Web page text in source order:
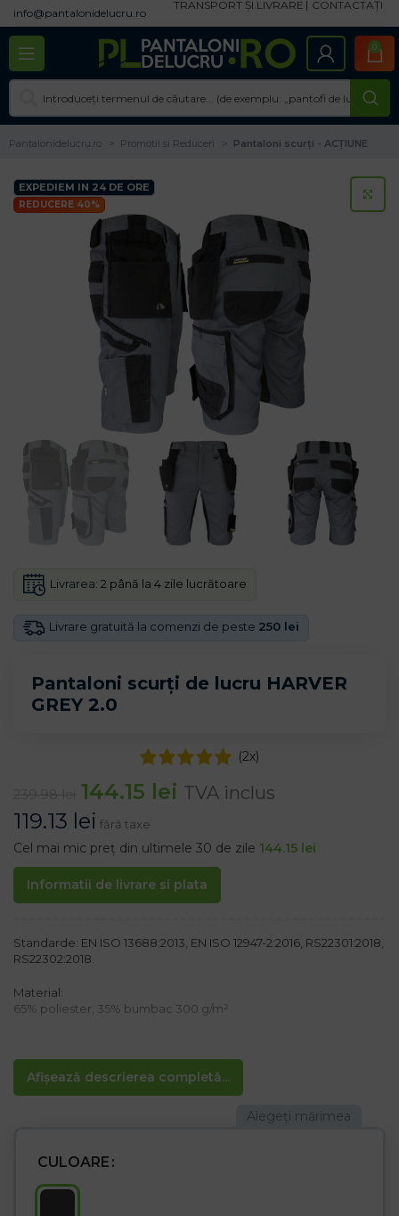
info@pantalonidelucru.ro
TRANSPORT ȘI LIVRARE CONTACTAȚI
0
Pantalonidelucru.ro Promotii si Reduceri Pantaloni scurți - ACȚIUNE
EXPEDIEM IN 24 DE ORE
REDUCERE 40%
Pantaloni scurți de lucru HARVER
GREY 2.0
Livrare gratuită la comenzi de peste 250 lei
Livrarea: 2 până la 4 zile lucrătoare
(2x)
144.15 lei TVA inclus
119.13 lei fără taxe
Cel mai mic preț din ultimele 30 de zile 144.15 lei
Informatii de livrare si plata
Afișează descrierea completă...
Standarde: EN ISO 13688:2013, EN ISO 12947-2:2016, RS22301:2018,
RS22302:2018.
Material:
65% poliester, 35% bumbac 300 g/m²
– Noua generație de pantaloni scurți HARDCORE populari, acum
în culori mai moderne, cu mai multe îmbunătățiri
– Închidere cu nasturi și fermoar
– Buzunare pentru pantaloni, inclusiv pentru mobil buzunare
pentru telefon
– Testat pentru substanțe nocive în conformitate cu OEKO-TEX®
CULOARE